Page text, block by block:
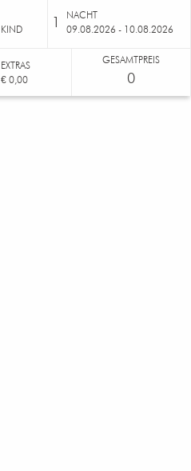
KIND 1
NACHT
09.08.2026 - 10.08.2026
EXTRAS
€ 0,00
0
GESAMTPREIS